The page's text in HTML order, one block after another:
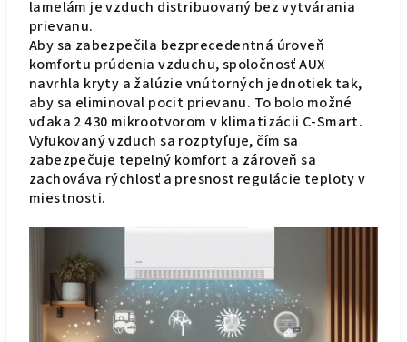
lamelám je vzduch distribuovaný bez vytvárania
prievanu.
Aby sa zabezpečila bezprecedentná úroveň
komfortu prúdenia vzduchu, spoločnosť AUX
navrhla kryty a žalúzie vnútorných jednotiek tak,
aby sa eliminoval pocit prievanu. To bolo možné
vďaka 2 430 mikrootvorom v klimatizácii C-Smart.
Vyfukovaný vzduch sa rozptyľuje, čím sa
zabezpečuje tepelný komfort a zároveň sa
zachováva rýchlosť a presnosť regulácie teploty v
miestnosti.